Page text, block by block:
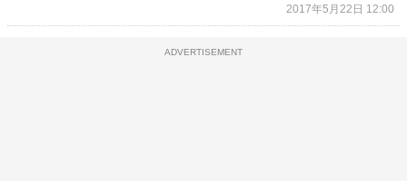
2017年5月22日 12:00
ADVERTISEMENT